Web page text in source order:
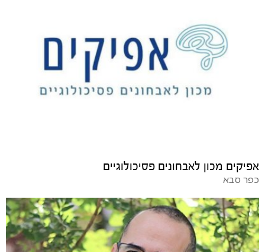
אפיקים מכון לאבחונים פסיכולוגיים
כפר סבא